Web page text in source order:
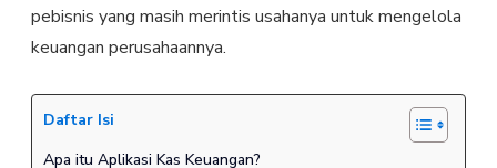
pebisnis yang masih merintis usahanya untuk mengelola
keuangan perusahaannya.
Daftar Isi
Apa itu Aplikasi Kas Keuangan?